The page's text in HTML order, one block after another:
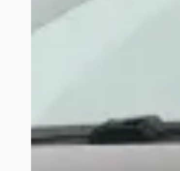
nodig en kon ik na een reset weer verder
andere aan het roetfiltersysteem gewerkt en
wel gebruikt kon blijven worden en dat er nog
probleem nooit echt is opgelost, terwijl er wel
techniek soms lastig kan zijn en dat niet
Vandaag heɓben we onze Aygo ingeruild voor
F. Kruitbosch
maart 2026
klantvriendelijkheid c.q. klantgerichtheid.